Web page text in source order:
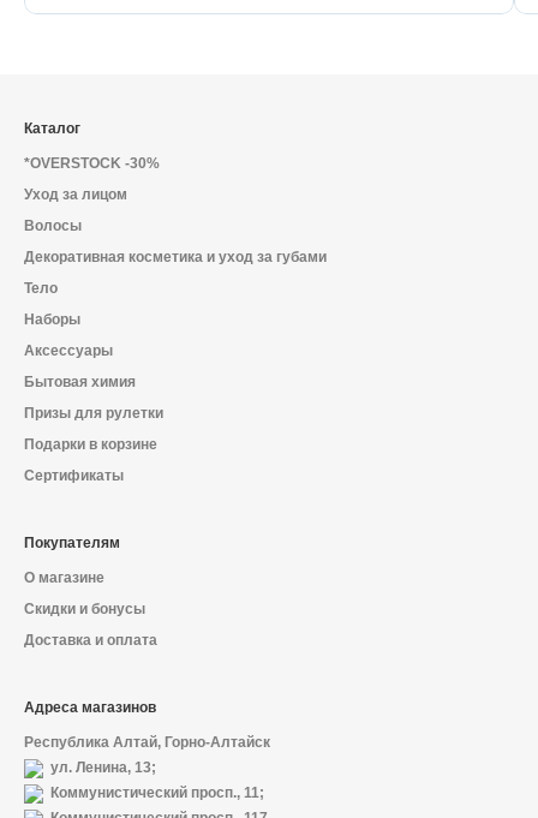
Каталог
*OVERSTOCK -30%
Уход за лицом
Волосы
Декоративная косметика и уход за губами
Тело
Наборы
Аксессуары
Бытовая химия
Призы для рулетки
Подарки в корзине
Сертификаты
Покупателям
О магазине
Скидки и бонусы
Доставка и оплата
Адреса магазинов
Республика Алтай, Горно-Алтайск
ул. Ленина, 13;
Коммунистический просп., 11;